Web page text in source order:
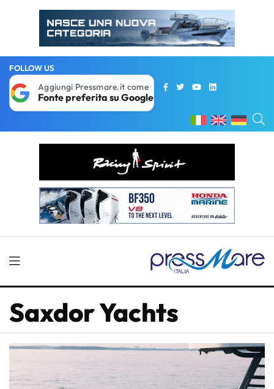
FOLLOW US
Aggiungi Pressmare.it come
Fonte preferita su Google
Saxdor Yachts